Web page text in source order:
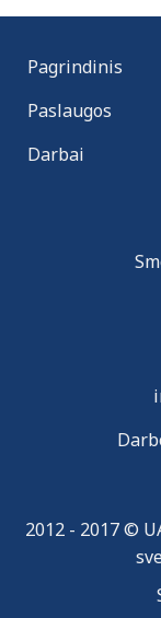
Pagrindinis
Paslaugos
Darbai
i
2012 - 2017 ©